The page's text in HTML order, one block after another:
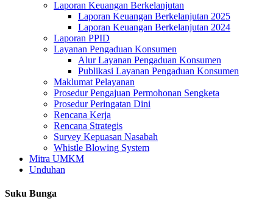
Laporan Keuangan Berkelanjutan
Laporan Keuangan Berkelanjutan 2025
Laporan Keuangan Berkelanjutan 2024
Laporan PPID
Layanan Pengaduan Konsumen
Alur Layanan Pengaduan Konsumen
Publikasi Layanan Pengaduan Konsumen
Maklumat Pelayanan
Prosedur Pengajuan Permohonan Sengketa
Prosedur Peringatan Dini
Rencana Kerja
Rencana Strategis
Survey Kepuasan Nasabah
Whistle Blowing System
Mitra UMKM
Unduhan
Suku Bunga